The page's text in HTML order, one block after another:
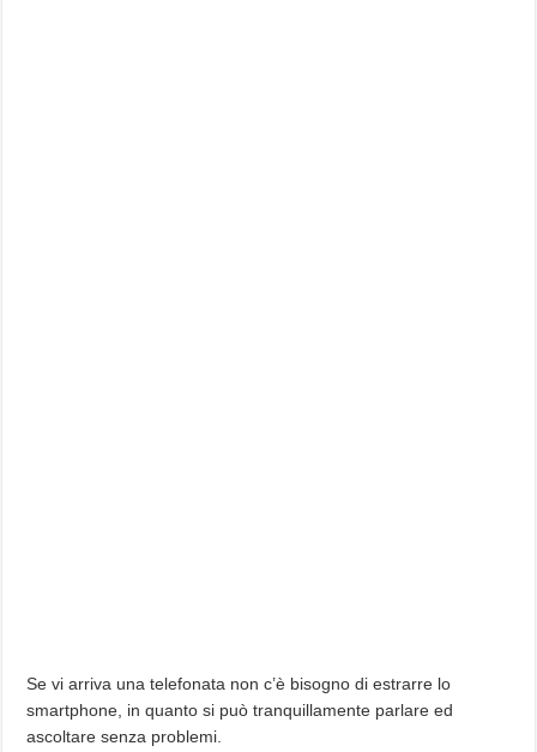
Se vi arriva una telefonata non c’è bisogno di estrarre lo
smartphone, in quanto si può tranquillamente parlare ed
ascoltare senza problemi.